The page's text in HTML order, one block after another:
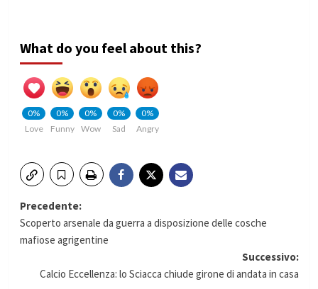
What do you feel about this?
0%
Love
0%
Funny
0%
Wow
0%
Sad
0%
Angry
Navigazione
articolo
Precedente:
Scoperto arsenale da guerra a disposizione delle cosche
mafiose agrigentine
Successivo:
Calcio Eccellenza: lo Sciacca chiude girone di andata in casa